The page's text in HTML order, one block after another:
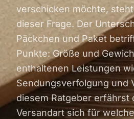
verschicken möchte,
dieser Frage. Der
Päckchen und Paket
Punkte: Größe und
enthaltenen Leistungen
Sendungsverfolgung und
diesem Ratgeber erfährst
Versandart sich für